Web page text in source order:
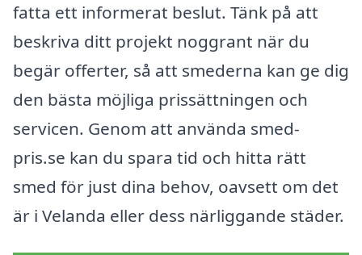
fatta ett informerat beslut. Tänk på att
beskriva ditt projekt noggrant när du
begär offerter, så att smederna kan ge dig
den bästa möjliga prissättningen och
servicen. Genom att använda smed-
pris.se kan du spara tid och hitta rätt
smed för just dina behov, oavsett om det
är i Velanda eller dess närliggande städer.